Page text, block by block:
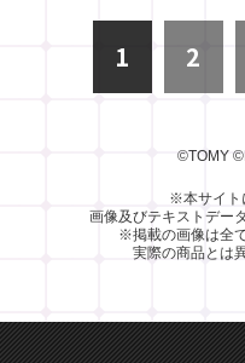
1 2
©TOMY
※本サイト
画像及びテキストデー
※掲載の画像は全
実際の商品とは